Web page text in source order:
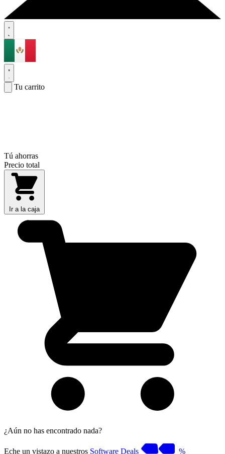
Tu carrito
Tú ahorras
Precio total
Ir a la caja
¿Aún no has encontrado nada?
Eche un vistazo a nuestros Software Deals %